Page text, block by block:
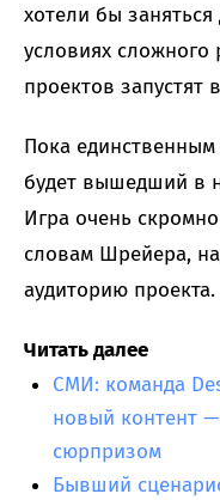
хотели бы
условиях
проектов запустят
Пока
будет вышедший в
Игра очень
словам Шрейера,
аудиторию проекта.
Читать далее
СМИ: команда
новый контент
сюрпризом
Бывший